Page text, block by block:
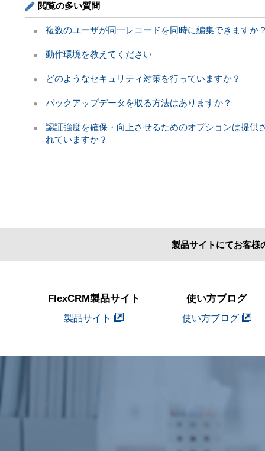
閲覧の多い質問
複数のユーザが同一レコードを同時に編集できますか
動作環境を教えてください
どのようなセキュリティ対策を行っていますか？
バックアップデータを取る方法はありますか？
認証強度を確保・向上させるためのオプションは提供
れていますか？
製品サイトにてお客様
FlexCRM製品サイト
製品サイト
使い方ブログ
使い方ブログ